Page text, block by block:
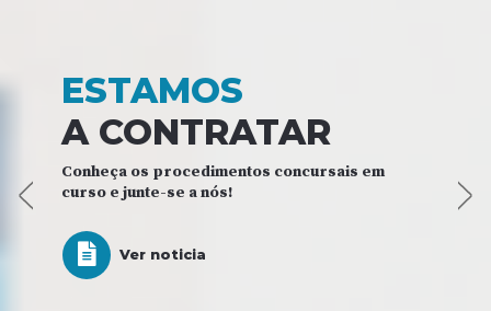
ESTAMOS
A CONTRATAR
Conheça os procedimentos concursais em
curso e junte-se a nós!
Ver noticia
Previous